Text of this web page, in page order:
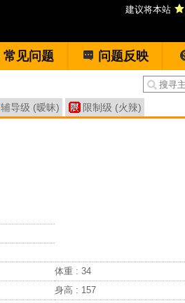
建议将本站
常见问题 问题反映
辅导级 (暧昧) 限制级 (火辣)
体重 : 34
身高 : 157